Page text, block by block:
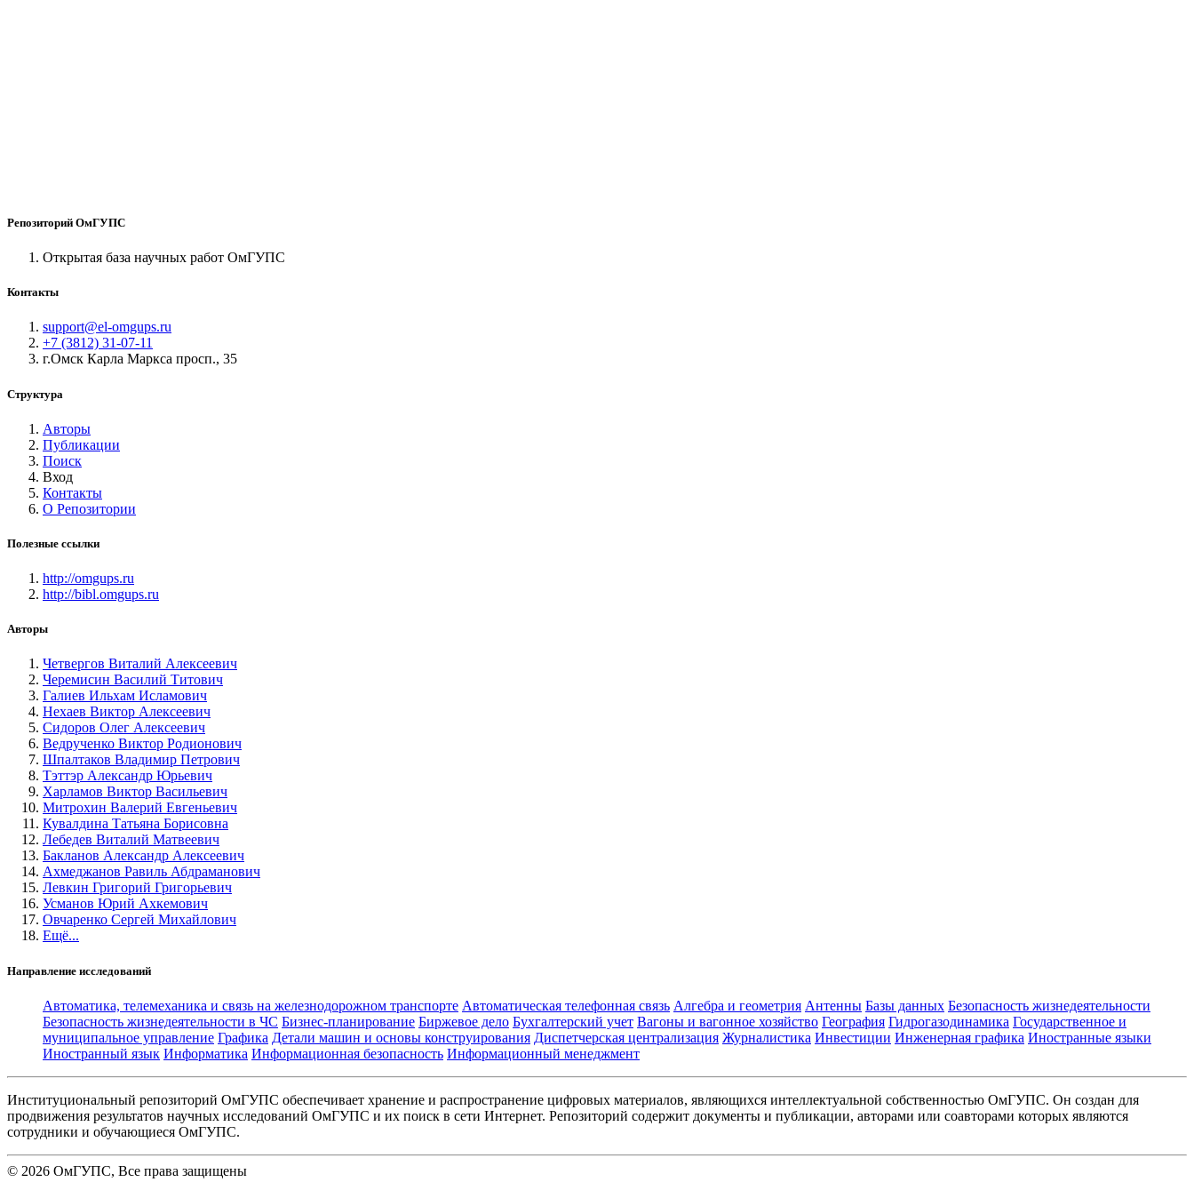
Репозиторий ОмГУПС
Открытая база научных работ ОмГУПС
Контакты
support@el-omgups.ru
+7 (3812) 31-07-11
г.Омск Карла Маркса просп., 35
Структура
Авторы
Публикации
Поиск
Вход
Контакты
О Репозитории
Полезные ссылки
http://omgups.ru
http://bibl.omgups.ru
Авторы
Четвергов Виталий Алексеевич
Черемисин Василий Титович
Галиев Ильхам Исламович
Нехаев Виктор Алексеевич
Сидоров Олег Алексеевич
Ведрученко Виктор Родионович
Шпалтаков Владимир Петрович
Тэттэр Александр Юрьевич
Харламов Виктор Васильевич
Митрохин Валерий Евгеньевич
Кувалдина Татьяна Борисовна
Лебедев Виталий Матвеевич
Бакланов Александр Алексеевич
Ахмеджанов Равиль Абдраманович
Левкин Григорий Григорьевич
Усманов Юрий Ахкемович
Овчаренко Сергей Михайлович
Ещё...
Направление исследований
Автоматика, телемеханика и связь на железнодорожном транспорте Автоматическая телефонная связь Алгебра и геометрия Антенны Базы данных Безопасность жизнедеятельности
Безопасность жизнедеятельности в ЧС Бизнес-планирование Биржевое дело Бухгалтерский учет Вагоны и вагонное хозяйство География Гидрогазодинамика Государственное и
муниципальное управление Графика Детали машин и основы конструирования Диспетчерская централизация Журналистика Инвестиции Инженерная графика Иностранные языки
Иностранный язык Информатика Информационная безопасность Информационный менеджмент
Институциональный репозиторий ОмГУПС обеспечивает хранение и распространение цифровых материалов, являющихся интеллектуальной собственностью ОмГУПС. Он создан для
продвижения результатов научных исследований ОмГУПС и их поиск в сети Интернет. Репозиторий содержит документы и публикации, авторами или соавторами которых являются
сотрудники и обучающиеся ОмГУПС.
© 2026 ОмГУПС, Все права защищены